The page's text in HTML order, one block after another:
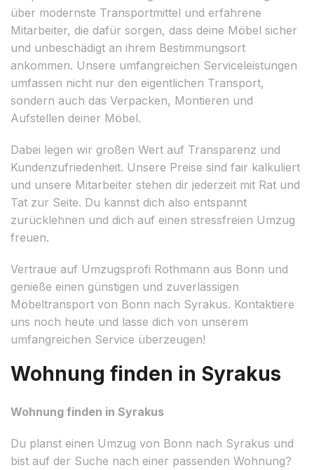
über modernste Transportmittel und erfahrene
Mitarbeiter, die dafür sorgen, dass deine Möbel sicher
und unbeschädigt an ihrem Bestimmungsort
ankommen. Unsere umfangreichen Serviceleistungen
umfassen nicht nur den eigentlichen Transport,
sondern auch das Verpacken, Montieren und
Aufstellen deiner Möbel.
Dabei legen wir großen Wert auf Transparenz und
Kundenzufriedenheit. Unsere Preise sind fair kalkuliert
und unsere Mitarbeiter stehen dir jederzeit mit Rat und
Tat zur Seite. Du kannst dich also entspannt
zurücklehnen und dich auf einen stressfreien Umzug
freuen.
Vertraue auf Umzugsprofi Rothmann aus Bonn und
genieße einen günstigen und zuverlässigen
Möbeltransport von Bonn nach Syrakus. Kontaktiere
uns noch heute und lasse dich von unserem
umfangreichen Service überzeugen!
Wohnung finden in Syrakus
Wohnung finden in Syrakus
Du planst einen Umzug von Bonn nach Syrakus und
bist auf der Suche nach einer passenden Wohnung?